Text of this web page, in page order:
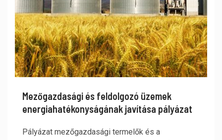
Mezőgazdasági és feldolgozó üzemek
energiahatékonyságának javítása pályázat
Pályázat mezőgazdasági termelők és a